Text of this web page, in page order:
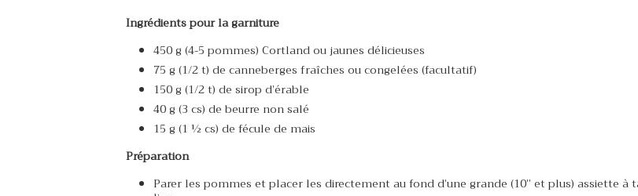
Ingrédients pour la garniture
450 g (4-5 pommes) Cortland ou jaunes délicieuses
75 g (1/2 t) de canneberges fraîches ou congelées (facultatif)
150 g (1/2 t) de sirop d’érable
40 g (3 cs) de beurre non salé
15 g (1 ½ cs) de fécule de mais
Préparation
Parer les pommes et placer les directement au fond d’une grande (10’’ et plus) assiette